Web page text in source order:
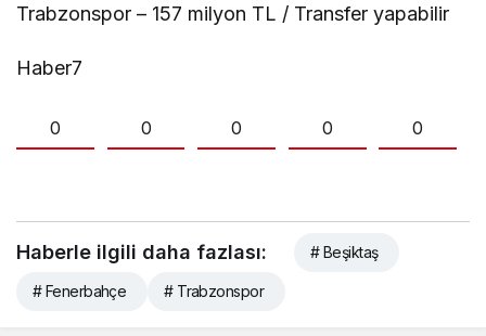
Trabzonspor – 157 milyon TL / Transfer yapabilir
Haber7
0 0 0 0 0
Haberle ilgili daha fazlası: # Beşiktaş
# Fenerbahçe # Trabzonspor